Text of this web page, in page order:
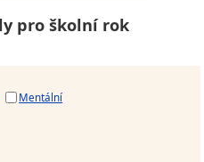
pro školní rok
Mentální